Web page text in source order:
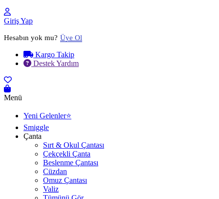
Giriş Yap
Hesabın yok mu? Üye Ol
Kargo Takip
Destek Yardım
Menü
Yeni Gelenler⭐
Smiggle
Çanta
Sırt & Okul Çantası
Çekçekli Çanta
Beslenme Çantası
Cüzdan
Omuz Çantası
Valiz